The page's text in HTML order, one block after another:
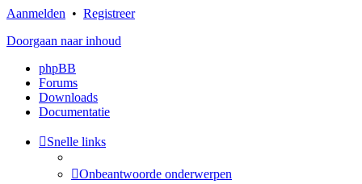
Aanmelden • Registreer
Doorgaan naar inhoud
phpBB
Forums
Downloads
Documentatie
Snelle links
Onbeantwoorde onderwerpen